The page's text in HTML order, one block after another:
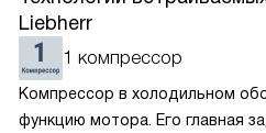
Liebherr
1 компрессор
Компрессор в холодильном
функцию мотора. Его главная